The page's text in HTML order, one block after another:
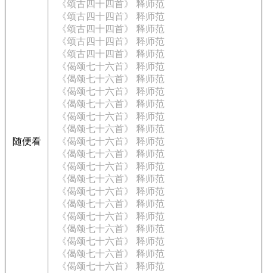
随便看
《颂古四十四首》 释师范
《颂古四十四首》 释师范
《颂古四十四首》 释师范
《颂古四十四首》 释师范
《颂古四十四首》 释师范
《偈颂七十六首》 释师范
《偈颂七十六首》 释师范
《偈颂七十六首》 释师范
《偈颂七十六首》 释师范
《偈颂七十六首》 释师范
《偈颂七十六首》 释师范
《偈颂七十六首》 释师范
《偈颂七十六首》 释师范
《偈颂七十六首》 释师范
《偈颂七十六首》 释师范
《偈颂七十六首》 释师范
《偈颂七十六首》 释师范
《偈颂七十六首》 释师范
《偈颂七十六首》 释师范
《偈颂七十六首》 释师范
《偈颂七十六首》 释师范
《偈颂七十六首》 释师范